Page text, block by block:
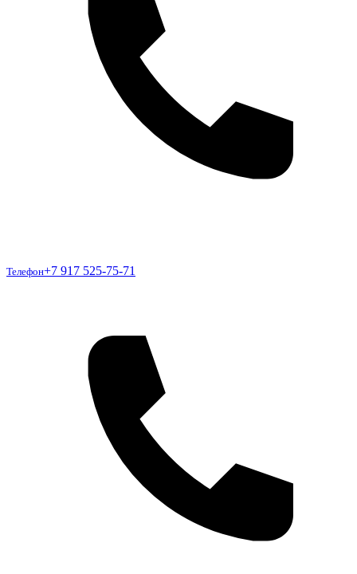
Телефон
Телефон+7 917 525-75-71